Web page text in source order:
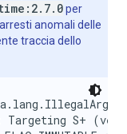
per
anomali delle
traccia dello
Targeting S+